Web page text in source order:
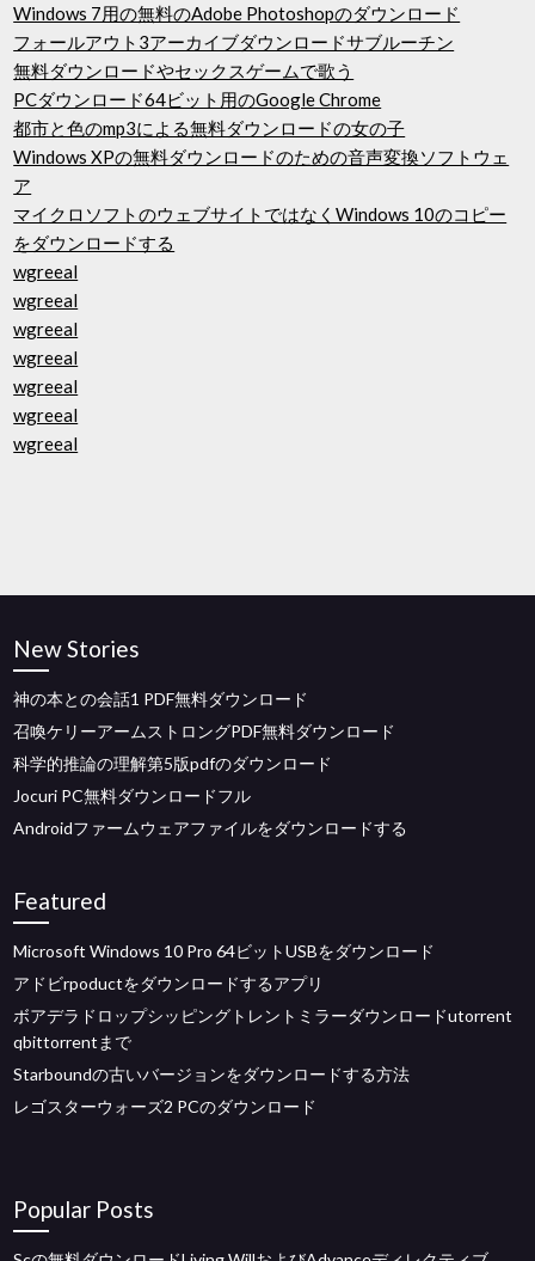
Windows 7用の無料のAdobe Photoshopのダウンロード
フォールアウト3アーカイブダウンロードサブルーチン
無料ダウンロードやセックスゲームで歌う
PCダウンロード64ビット用のGoogle Chrome
都市と色のmp3による無料ダウンロードの女の子
Windows XPの無料ダウンロードのための音声変換ソフトウェ
ア
マイクロソフトのウェブサイトではなくWindows 10のコピー
をダウンロードする
wgreeal
wgreeal
wgreeal
wgreeal
wgreeal
wgreeal
wgreeal
New Stories
神の本との会話1 PDF無料ダウンロード
召喚ケリーアームストロングPDF無料ダウンロード
科学的推論の理解第5版pdfのダウンロード
Jocuri PC無料ダウンロードフル
Androidファームウェアファイルをダウンロードする
Featured
Microsoft Windows 10 Pro 64ビットUSBをダウンロード
アドビrpoductをダウンロードするアプリ
ボアデラドロップシッピングトレントミラーダウンロードutorrent
qbittorrentまで
Starboundの古いバージョンをダウンロードする方法
レゴスターウォーズ2 PCのダウンロード
Popular Posts